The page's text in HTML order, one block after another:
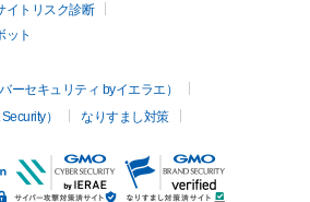
イトリスク診断
ット
ーセキュリティ byイエラエ）
）
なりすまし対策